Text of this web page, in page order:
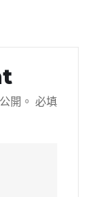
開。 必填